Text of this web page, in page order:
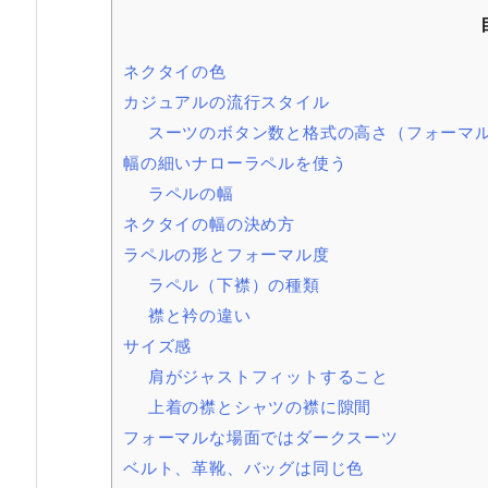
ネクタイの色
カジュアルの流行スタイル
スーツのボタン数と格式の高さ（フォーマル
幅の細いナローラペルを使う
ラペルの幅
ネクタイの幅の決め方
ラペルの形とフォーマル度
ラペル（下襟）の種類
襟と衿の違い
サイズ感
肩がジャストフィットすること
上着の襟とシャツの襟に隙間
フォーマルな場面ではダークスーツ
ベルト、革靴、バッグは同じ色